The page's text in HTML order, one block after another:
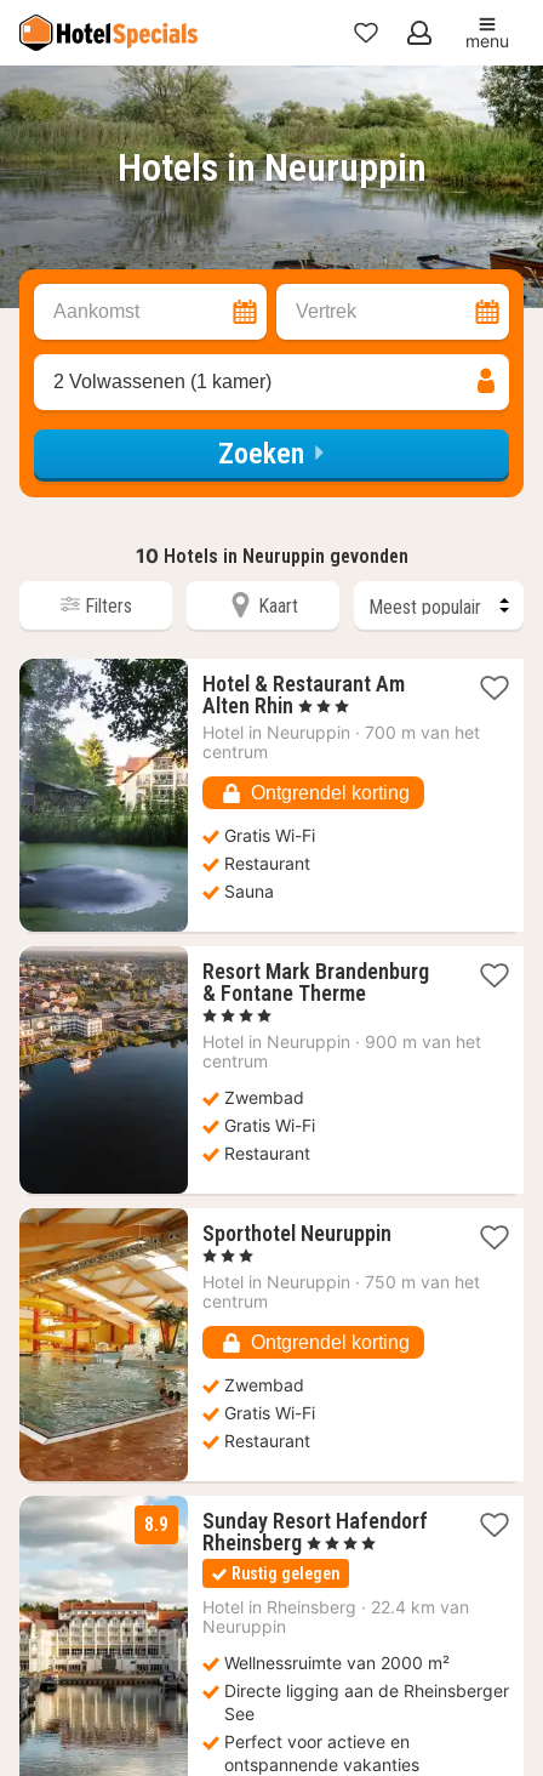
Mijn
favorieten
menu
Hotels in Neuruppin
Aankomst Vertrek
2 Volwassenen (1 kamer)
Zoeken
10 Hotels in Neuruppin gevonden
Filters Kaart
Hotel & Restaurant Am
Alten Rhin 1
nacht
vanaf
€
, 3 Sterren
Hotel in Neuruppin · 700 m van het
centrum
Ontgrendel korting
Gratis Wi-Fi
Restaurant
Sauna
Resort Mark Brandenburg
& Fontane Therme1
vanaf
, 4 Sterren
Hotel in Neuruppin · 900 m van het
centrum
Zwembad
Gratis Wi-Fi
Restaurant
Sporthotel Neuruppin1
vanaf
, 3 Sterren
Hotel in Neuruppin · 750 m van het
centrum
Ontgrendel korting
Zwembad
Gratis Wi-Fi
Restaurant
8.9
Sunday Resort Hafendorf
Rheinsberg 2
nachten
vanaf
99
, 4 Sterren
Rustig gelegen
Hotel in Rheinsberg · 22.4 km van
Neuruppin
Wellnessruimte van 2000 m²
Directe ligging aan de Rheinsberger
See
Perfect voor actieve en
ontspannende vakanties